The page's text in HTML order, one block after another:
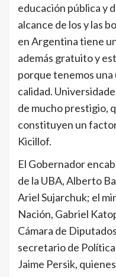
educación pública y
alcance de los y las
en Argentina tiene
además gratuito y
porque tenemos
calidad.
de mucho prestigio,
constituyen un
Kicillof.
El Gobernador
de la UBA, Alberto
Ariel Sujarchuk; el
Nación, Gabriel
Cámara de
secretario de
Jaime Persik,